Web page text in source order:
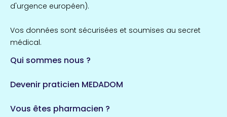
d'urgence européen).
Vos données sont sécurisées et soumises au secret
médical.
Qui sommes nous ?
Devenir praticien MEDADOM
Vous êtes pharmacien ?